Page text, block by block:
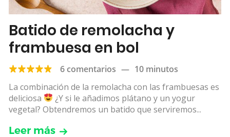
Batido de remolacha y
frambuesa en bol
6 comentarios — 10 minutos
La combinación de la remolacha con las frambuesas es
deliciosa
¿Y si le añadimos plátano y un yogur
vegetal? Obtendremos un batido que serviremos...
Leer más